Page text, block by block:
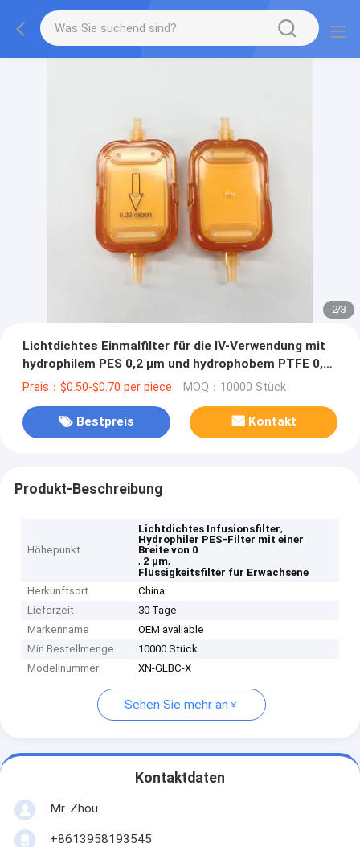
2/3
Lichtdichtes Einmalfilter für die IV-Verwendung mit
hydrophilem PES 0,2 μm und hydrophobem PTFE 0,2
μm Nichtsterile
Preis：$0.50-$0.70 per piece MOQ：10000 Stück
Bestpreis Kontakt
Produkt-Beschreibung
Höhepunkt
Lichtdichtes Infusionsfilter,
Hydrophiler PES-Filter mit einer
Breite von 0
, 2 μm,
Flüssigkeitsfilter für Erwachsene
Herkunftsort
China
Lieferzeit
30 Tage
Markenname
OEM avaliable
Min Bestellmenge
10000 Stück
Modellnummer
XN-GLBC-X
Sehen Sie mehr an
Kontaktdaten
Mr. Zhou
+8613958193545